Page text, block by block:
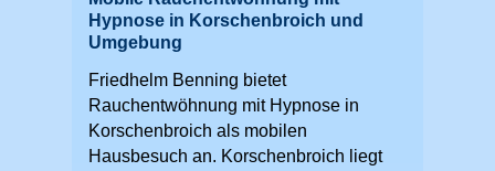
Hypnose in Korschenbroich und
Umgebung
Friedhelm Benning bietet
Rauchentwöhnung mit Hypnose in
Korschenbroich als mobilen
Hausbesuch an. Korschenbroich liegt